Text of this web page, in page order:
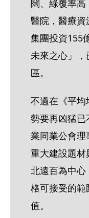
闊、綠覆率
醫院，醫療
集團投資155
未來之心」
區。
不過在《平
勢要再凶猛
業同業公會
重大建設題
北遠百為中
格可接受的
值。